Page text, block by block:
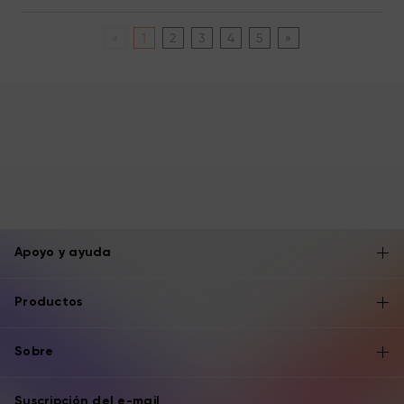
2 3 4 5 »
Apoyo y ayuda
Productos
Sobre
Suscripción del e-mail